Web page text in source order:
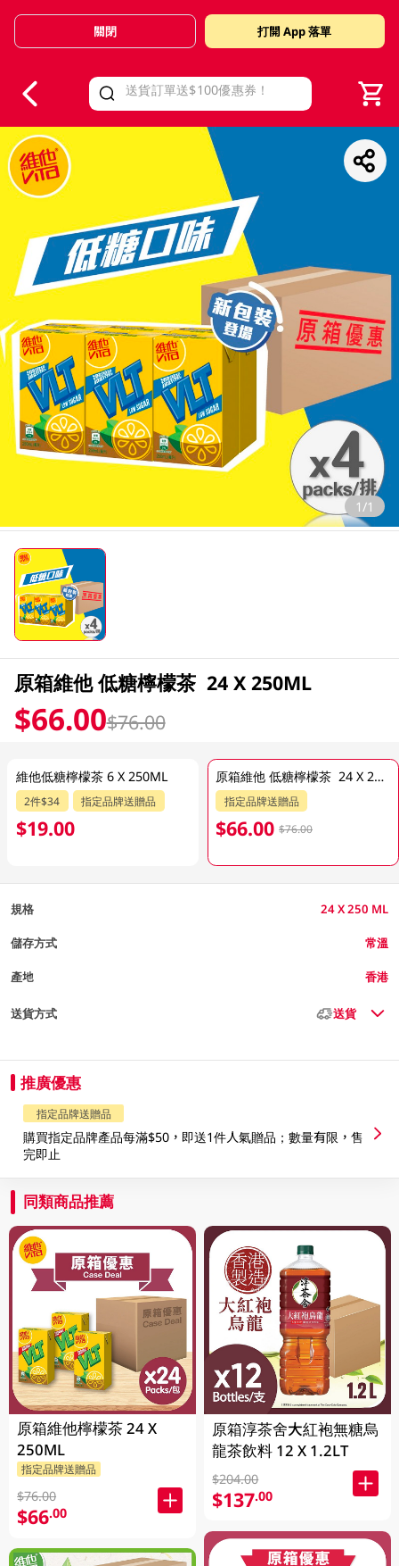
Valid Until 30 June 2026
關閉 打開 App 落單
1/1
原箱維他 低糖檸檬茶 24 X 250ML
$66.00$76.00
維他低糖檸檬茶 6 X 250ML
2件$34 指定品牌送贈品
$19.00
原箱維他 低糖檸檬茶 24 X 250ML
指定品牌送贈品
$66.00 $76.00
規格 24 X 250 ML
儲存方式 常溫
產地 香港
送貨方式 送貨
推廣優惠
指定品牌送贈品
購買指定品牌產品每滿$50，即送1件人氣贈品；數量有限，售
完即止
同類商品推薦
原箱維他檸檬茶 24 X
250ML
指定品牌送贈品
$76.00
$66.00
原箱淳茶舍大紅袍無糖烏
龍茶飲料 12 X 1.2LT
$204.00
$137.00